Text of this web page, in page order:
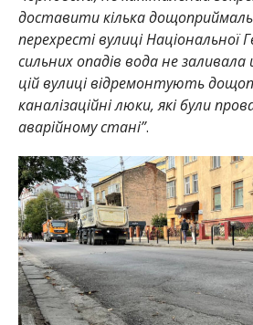
доставити кілька
перехресті вулиці Національної
сильних опадів вода не заливала
цій вулиці відремонтують
каналізаційні люки, які були
аварійному стані”.